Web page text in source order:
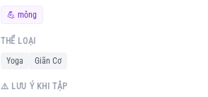
💪 mông
THỂ LOẠI
Yoga
Giãn Cơ
⚠️ LƯU Ý KHI TẬP